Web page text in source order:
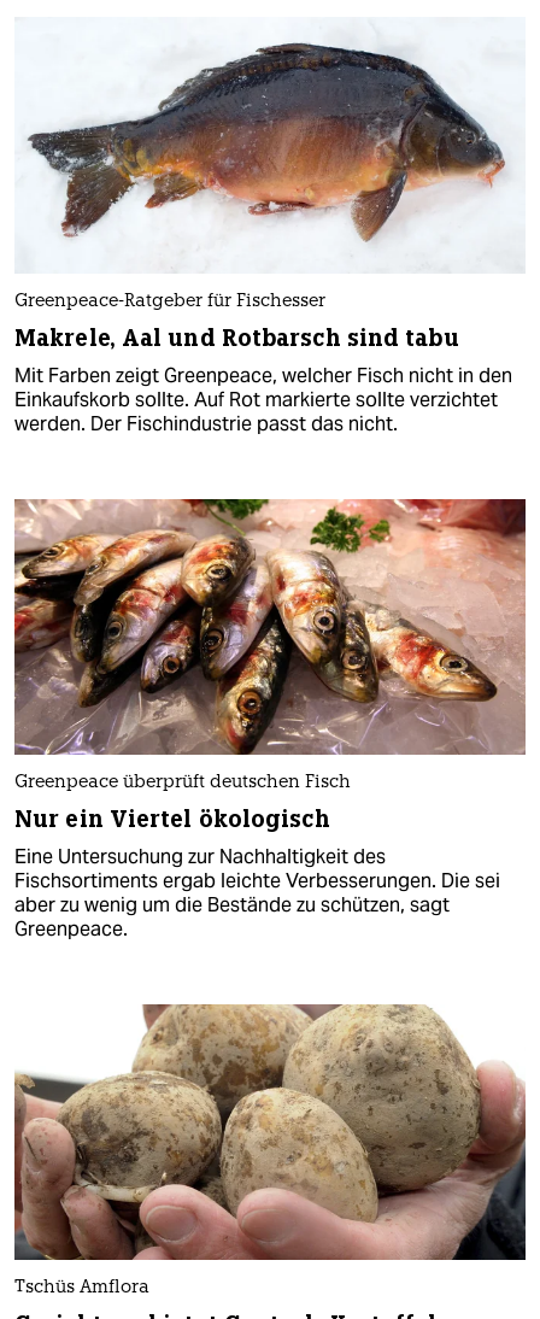
Greenpeace-Ratgeber für Fischesser
Makrele, Aal und Rotbarsch sind tabu
Mit Farben zeigt Greenpeace, welcher Fisch nicht in den
Einkaufskorb sollte. Auf Rot markierte sollte verzichtet
werden. Der Fischindustrie passt das nicht.
Greenpeace überprüft deutschen Fisch
Nur ein Viertel ökologisch
Eine Untersuchung zur Nachhaltigkeit des
Fischsortiments ergab leichte Verbesserungen. Die sei
aber zu wenig um die Bestände zu schützen, sagt
Greenpeace.
Tschüs Amflora